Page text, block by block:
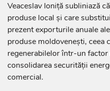
Veaceslav Ioniță subliniază
produse local și care
prezent exporturile anuale
produse moldovenești, ceea
regenerabilelor într-un
consolidarea securității
comercial.